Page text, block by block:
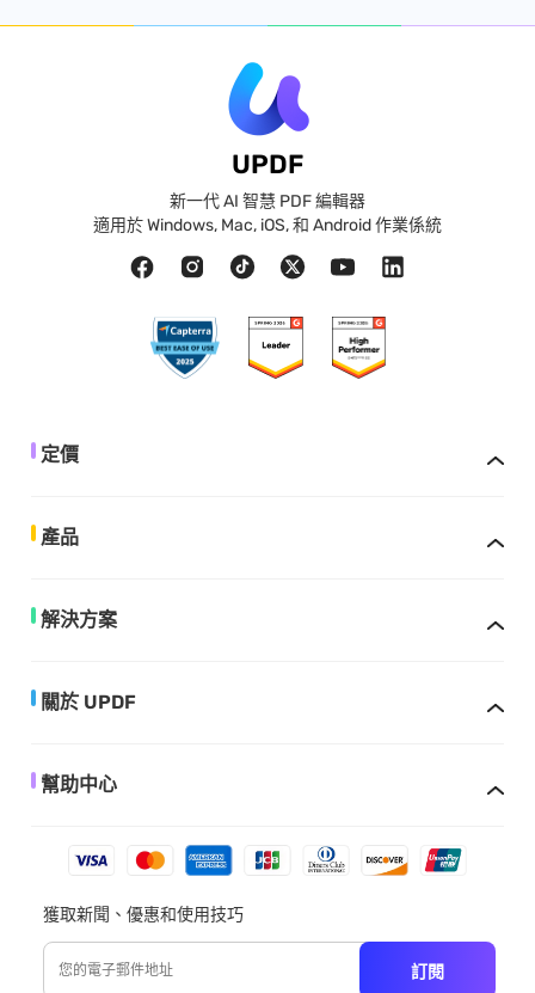
UPDF
新一代 AI 智慧 PDF 編輯器
適用於 Windows, Mac, iOS, 和 Android 作業係統
定價
產品
解決方案
關於 UPDF
幫助中心
獲取新聞、優惠和使用技巧
訂閱